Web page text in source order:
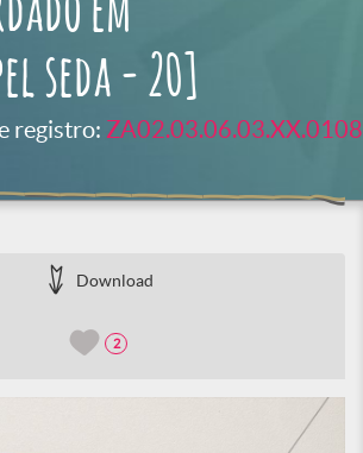
em
seda - 20]
registro: ZA02.03.06.03.XX.0108
Download
2